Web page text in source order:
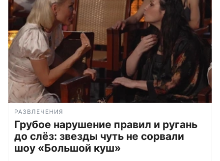
РАЗВЛЕЧЕНИЯ
Грубое нарушение правил и ругань
до слёз: звезды чуть не сорвали
шоу «Большой куш»